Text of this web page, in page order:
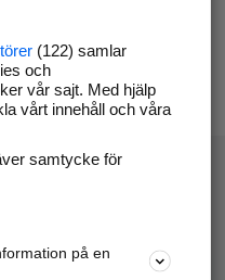
(122) samlar
och
vår sajt. Med hjälp
vårt innehåll och våra
samtycke för
på en